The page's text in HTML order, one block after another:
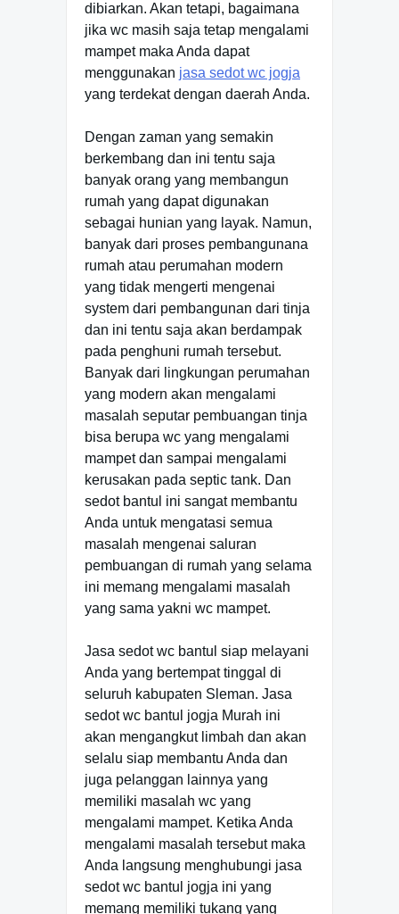
dibiarkan. Akan tetapi, bagaimana
jika wc masih saja tetap mengalami
mampet maka Anda dapat
menggunakan jasa sedot wc jogja
yang terdekat dengan daerah Anda.
Dengan zaman yang semakin
berkembang dan ini tentu saja
banyak orang yang membangun
rumah yang dapat digunakan
sebagai hunian yang layak. Namun,
banyak dari proses pembangunana
rumah atau perumahan modern
yang tidak mengerti mengenai
system dari pembangunan dari tinja
dan ini tentu saja akan berdampak
pada penghuni rumah tersebut.
Banyak dari lingkungan perumahan
yang modern akan mengalami
masalah seputar pembuangan tinja
bisa berupa wc yang mengalami
mampet dan sampai mengalami
kerusakan pada septic tank. Dan
sedot bantul ini sangat membantu
Anda untuk mengatasi semua
masalah mengenai saluran
pembuangan di rumah yang selama
ini memang mengalami masalah
yang sama yakni wc mampet.
Jasa sedot wc bantul siap melayani
Anda yang bertempat tinggal di
seluruh kabupaten Sleman. Jasa
sedot wc bantul jogja Murah ini
akan mengangkut limbah dan akan
selalu siap membantu Anda dan
juga pelanggan lainnya yang
memiliki masalah wc yang
mengalami mampet. Ketika Anda
mengalami masalah tersebut maka
Anda langsung menghubungi jasa
sedot wc bantul jogja ini yang
memang memiliki tukang yang